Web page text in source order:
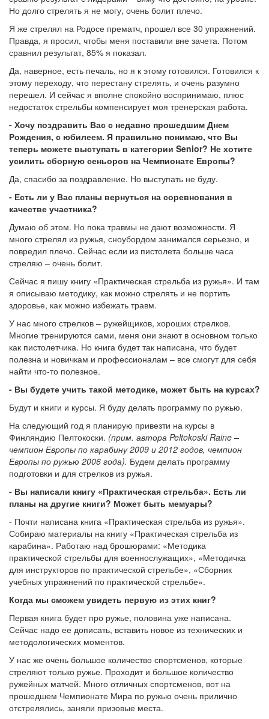
Но долго стрелять я не могу, очень болит плечо.
Я же стрелял на Родосе прематч, прошел все 30 упражнений.
Правда, я просил, чтобы меня поставили вне зачета. Потом
сравнил результат, 85% я показал.
Да, наверное, есть печаль, но я к этому готовился. Готовился к
этому переходу, что перестану стрелять, и очень разумно
перешел. И сейчас я вполне спокойно воспринимаю, плюс
недостаток стрельбы компенсирует моя тренерская работа.
- Хочу поздравить Вас с недавно прошедшим Днем
Рождения, с юбилеем. Я правильно понимаю, что Вы
теперь можете выступать в категории Senior? Не хотите
усилить сборную сеньоров на Чемпионате Европы?
Да, спасибо за поздравление. Но выступать не буду.
- Есть ли у Вас планы вернуться на соревнования в
качестве участника?
Думаю об этом. Но пока травмы не дают возможности. Я
много стрелял из ружья, сноубордом занимался серьезно, и
повредил плечо. Сейчас если из пистолета больше часа
стреляю – очень болит.
Сейчас я пишу книгу «Практическая стрельба из ружья». И там
я описываю методику, как можно стрелять и не портить
здоровье, как можно избежать травм.
У нас много стрелков – ружейщиков, хороших стрелков.
Многие тренируются сами, меня они знают в основном только
как пистолетчика. Но книга будет так написана, что будет
полезна и новичкам и профессионалам – все смогут для себя
найти что-то полезное.
- Вы будете учить такой методике, может быть на курсах?
Будут и книги и курсы. Я буду делать программу по ружью.
На следующий год я планирую привезти на курсы в
Финляндию Пелтокоски. (прим. автора Peltokoski Raine –
чемпион Европы по карабину 2009 и 2012 годов, чемпион
Европы по ружью 2006 года). Будем делать программу
подготовки и для стрелков из ружья.
- Вы написали книгу «Практическая стрельба». Есть ли
планы на другие книги? Может быть мемуары?
- Почти написана книга «Практическая стрельба из ружья».
Собираю материалы на книгу «Практическая стрельба из
карабина». Работаю над брошюрами: «Методика
практической стрельбы для военнослужащих», «Методичка
для инструкторов по практической стрельбе», «Сборник
учебных упражнений по практической стрельбе».
Когда мы сможем увидеть первую из этих книг?
Первая книга будет про ружье, половина уже написана.
Сейчас надо ее дописать, вставить новое из технических и
методологических моментов.
У нас же очень большое количество спортсменов, которые
стреляют только ружье. Проходит и большое количество
ружейных матчей. Много отличных спортсменов, вот на
прошедшем Чемпионате Мира по ружью очень прилично
отстрелялись, заняли призовые места.